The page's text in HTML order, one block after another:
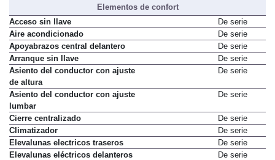
Elementos de confort
Acceso sin llave
De serie
Aire acondicionado
De serie
Apoyabrazos central delantero
De serie
Arranque sin llave
De serie
Asiento del conductor con ajuste
de altura
De serie
Asiento del conductor con ajuste
lumbar
De serie
Cierre centralizado
De serie
Climatizador
De serie
Elevalunas electricos traseros
De serie
Elevalunas eléctricos delanteros
De serie